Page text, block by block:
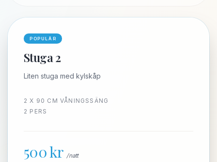
POPULÄR
Stuga 2
Liten stuga med kylskåp
2 X 90 CM VÅNINGSSÄNG
2 PERS
500kr / natt